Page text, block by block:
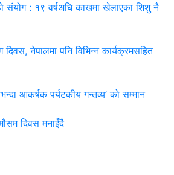
संयोग : १९ वर्षअघि काखमा खेलाएका शिशु नै
दिवस, नेपालमा पनि विभिन्न कार्यक्रमसहित
आकर्षक पर्यटकीय गन्तव्य’ को सम्मान
दिवस मनाइँदै